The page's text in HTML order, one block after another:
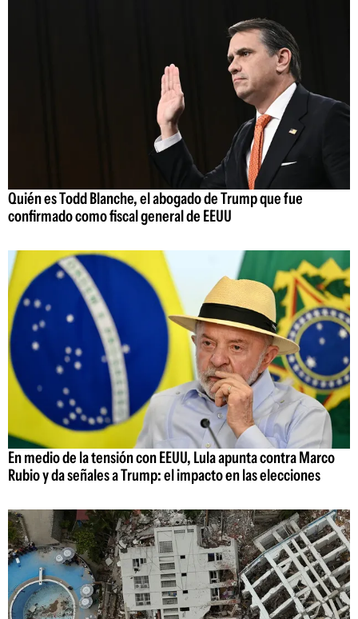
Quién es Todd Blanche, el abogado de Trump que fue
confirmado como fiscal general de EEUU
En medio de la tensión con EEUU, Lula apunta contra Marco
Rubio y da señales a Trump: el impacto en las elecciones